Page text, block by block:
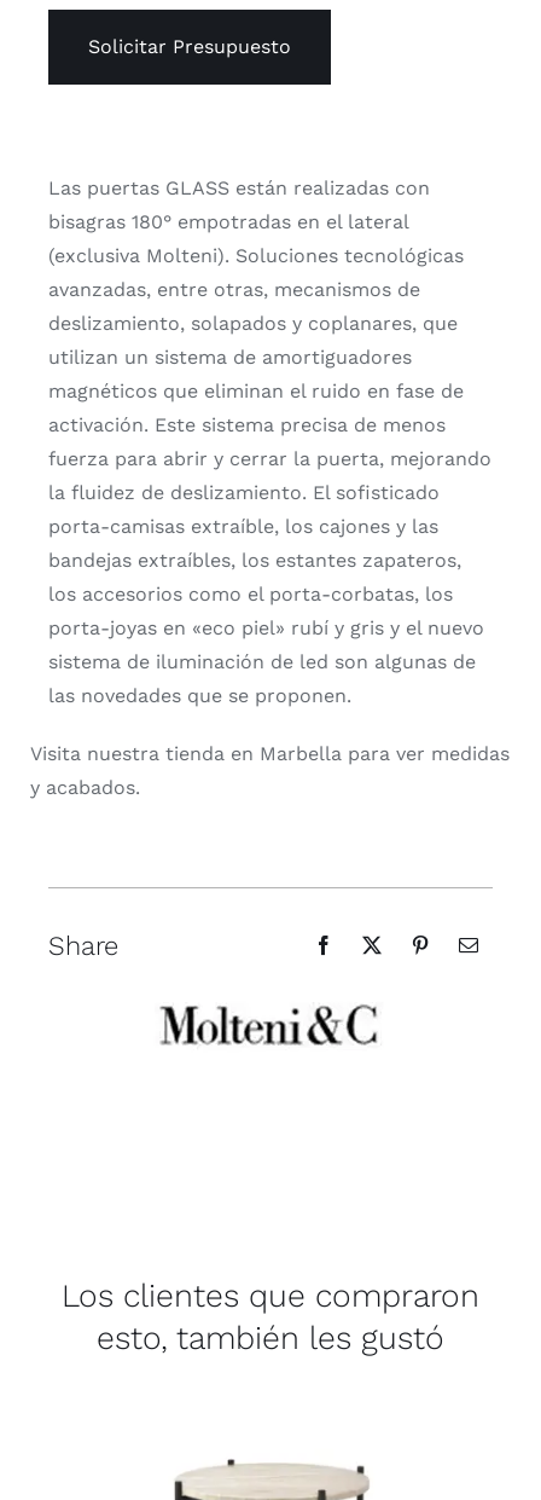
Solicitar Presupuesto
Las puertas GLASS están realizadas con
bisagras 180° empotradas en el lateral
(exclusiva Molteni). Soluciones tecnológicas
avanzadas, entre otras, mecanismos de
deslizamiento, solapados y coplanares, que
utilizan un sistema de amortiguadores
magnéticos que eliminan el ruido en fase de
activación. Este sistema precisa de menos
fuerza para abrir y cerrar la puerta, mejorando
la fluidez de deslizamiento. El sofisticado
porta-camisas extraíble, los cajones y las
bandejas extraíbles, los estantes zapateros,
los accesorios como el porta-corbatas, los
porta-joyas en «eco piel» rubí y gris y el nuevo
sistema de iluminación de led son algunas de
las novedades que se proponen.
Visita nuestra tienda en Marbella para ver medidas
y acabados.
Share
Los clientes que compraron
esto, también les gustó